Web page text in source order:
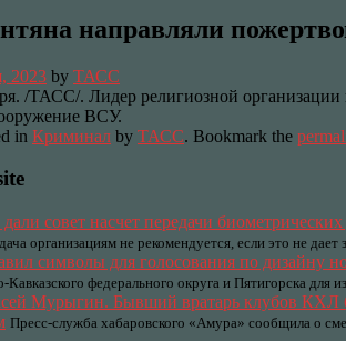
направляли
2023 by ТАСС
/ТАСС/. Лидер религиозной организации
ВСУ.
in Криминал by ТАСС. Bookmark the
организациям не рекомендуется, если это не
федерального округа и Пятигорска
Пресс-служба хабаровского «Амура» сообщила о